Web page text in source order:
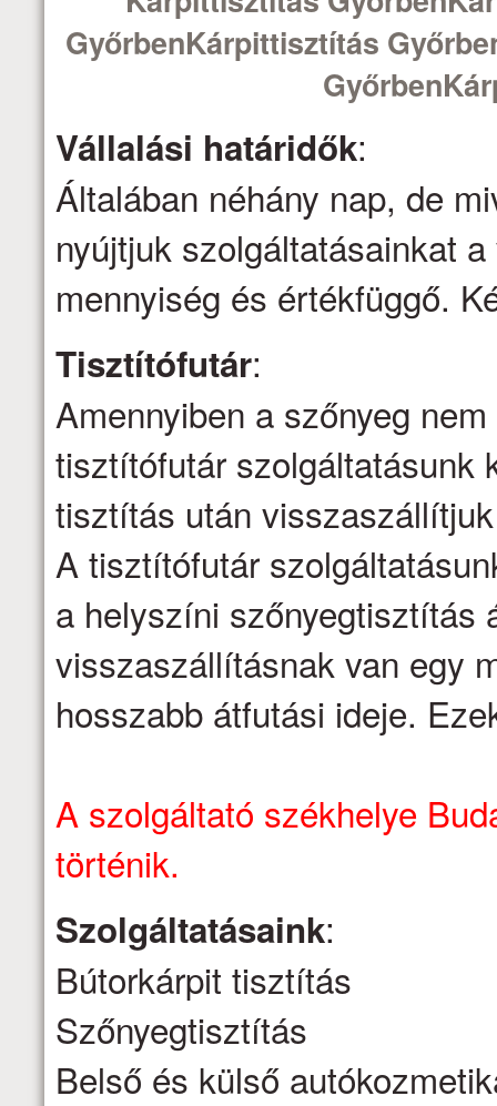
GyőrbenKárpittisztítás
Vállalási határidők:
Általában néhány nap, de
nyújtjuk szolgáltatásainkat
mennyiség és értékfüggő.
Tisztítófutár:
Amennyiben a szőnyeg
tisztítófutár szolgáltatásunk
tisztítás után
A tisztítófutár
a helyszíni szőnyegtisztítás
visszaszállításnak van egy
hosszabb átfutási ideje.
A szolgáltató székhelye
történik.
Szolgáltatásaink:
Bútorkárpit tisztítás
Szőnyegtisztítás
Belső és külső